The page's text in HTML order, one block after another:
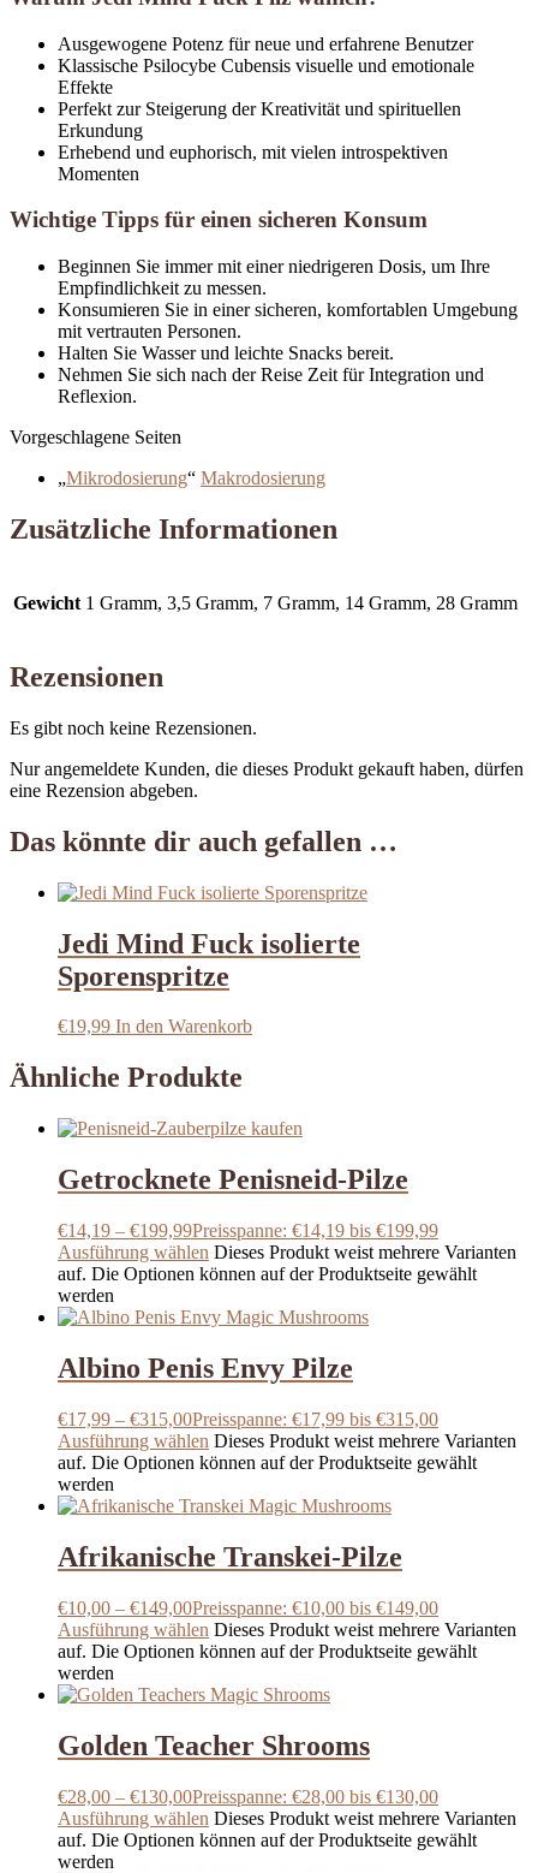
Ausgewogene Potenz für neue und erfahrene Benutzer
Klassische Psilocybe Cubensis visuelle und emotionale
Effekte
Perfekt zur Steigerung der Kreativität und spirituellen
Erkundung
Erhebend und euphorisch, mit vielen introspektiven
Momenten
Wichtige Tipps für einen sicheren Konsum
Beginnen Sie immer mit einer niedrigeren Dosis, um Ihre
Empfindlichkeit zu messen.
Konsumieren Sie in einer sicheren, komfortablen Umgebung
mit vertrauten Personen.
Halten Sie Wasser und leichte Snacks bereit.
Nehmen Sie sich nach der Reise Zeit für Integration und
Reflexion.
Vorgeschlagene Seiten
„Mikrodosierung“ Makrodosierung
Zusätzliche Informationen
Gewicht 1 Gramm, 3,5 Gramm, 7 Gramm, 14 Gramm, 28 Gramm
Rezensionen
Es gibt noch keine Rezensionen.
Nur angemeldete Kunden, die dieses Produkt gekauft haben, dürfen
eine Rezension abgeben.
Das könnte dir auch gefallen …
Jedi Mind Fuck isolierte
Sporenspritze
€19,99 In den Warenkorb
Ähnliche Produkte
Getrocknete Penisneid-Pilze
€14,19 – €199,99Preisspanne: €14,19 bis €199,99
Ausführung wählen Dieses Produkt weist mehrere Varianten
auf. Die Optionen können auf der Produktseite gewählt
werden
Albino Penis Envy Pilze
€17,99 – €315,00Preisspanne: €17,99 bis €315,00
Ausführung wählen Dieses Produkt weist mehrere Varianten
auf. Die Optionen können auf der Produktseite gewählt
werden
Afrikanische Transkei-Pilze
€10,00 – €149,00Preisspanne: €10,00 bis €149,00
Ausführung wählen Dieses Produkt weist mehrere Varianten
auf. Die Optionen können auf der Produktseite gewählt
werden
Golden Teacher Shrooms
€28,00 – €130,00Preisspanne: €28,00 bis €130,00
Ausführung wählen Dieses Produkt weist mehrere Varianten
auf. Die Optionen können auf der Produktseite gewählt
werden